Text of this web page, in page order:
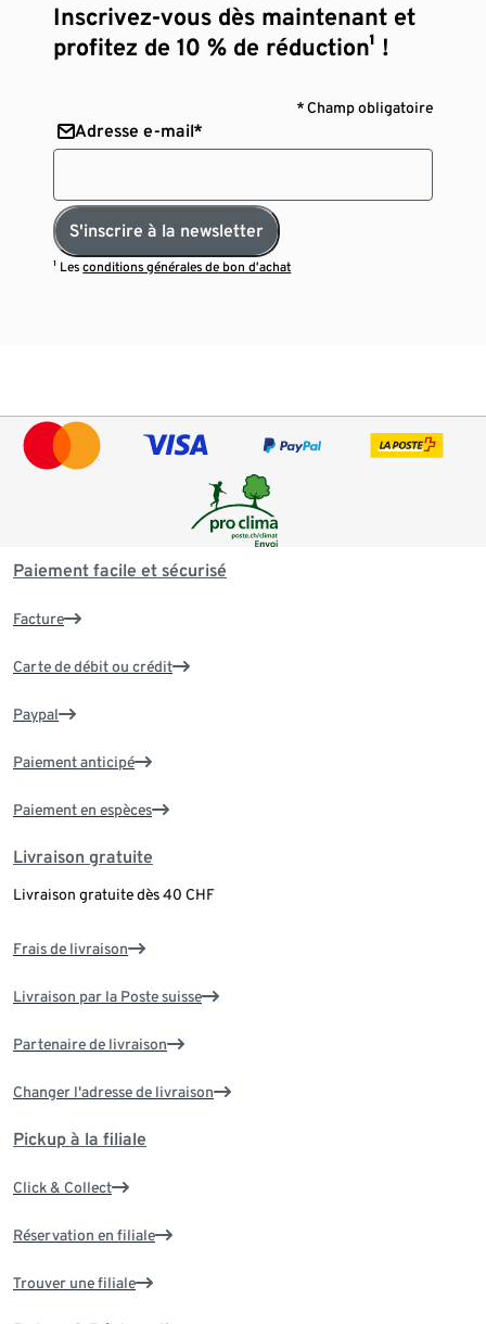
Inscrivez-vous dès maintenant et
profitez de 10 % de réduction¹ !
* Champ obligatoire
Adresse e-mail*
S'inscrire à la newsletter
¹ Lesconditions générales de bon d’achat
Paiement facile et sécurisé
Facture
Carte de débit ou crédit
Paypal
Paiement anticipé
Paiement en espèces
Livraison gratuite
Livraison gratuite dès 40 CHF
Frais de livraison
Livraison par la Poste suisse
Partenaire de livraison
Changer l'adresse de livraison
Pickup à la filiale
Click & Collect
Réservation en filiale
Trouver une filiale